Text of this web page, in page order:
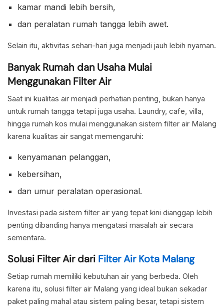
kamar mandi lebih bersih,
dan peralatan rumah tangga lebih awet.
Selain itu, aktivitas sehari-hari juga menjadi jauh lebih nyaman.
Banyak Rumah dan Usaha Mulai
Menggunakan Filter Air
Saat ini kualitas air menjadi perhatian penting, bukan hanya
untuk rumah tangga tetapi juga usaha. Laundry, cafe, villa,
hingga rumah kos mulai menggunakan sistem filter air Malang
karena kualitas air sangat memengaruhi:
kenyamanan pelanggan,
kebersihan,
dan umur peralatan operasional.
Investasi pada sistem filter air yang tepat kini dianggap lebih
penting dibanding hanya mengatasi masalah air secara
sementara.
Solusi Filter Air dari Filter Air Kota Malang
Setiap rumah memiliki kebutuhan air yang berbeda. Oleh
karena itu, solusi filter air Malang yang ideal bukan sekadar
paket paling mahal atau sistem paling besar, tetapi sistem